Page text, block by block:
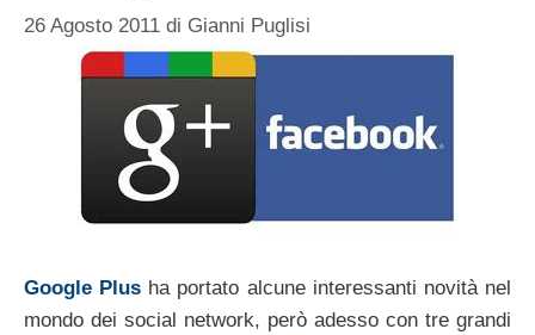
26 Agosto 2011 di Gianni Puglisi
Google Plus ha portato alcune interessanti novità nel
mondo dei social network, però adesso con tre grandi